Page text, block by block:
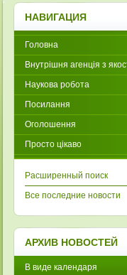
НАВИГАЦИЯ
Головна
Внутрішня агенція з
Наукова робота
Посилання
Оголошення
Просто цікаво
Расширенный поиск
Все последние новости
АРХИВ НОВОСТЕЙ
В виде календаря